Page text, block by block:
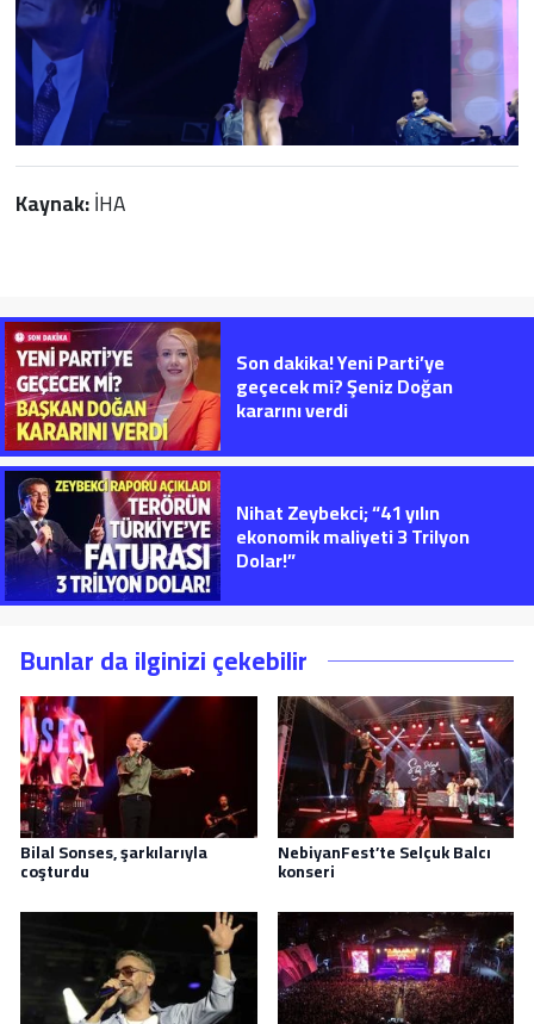
Kaynak:İHA
Son dakika! Yeni Parti’ye
geçecek mi? Şeniz Doğan
kararını verdi
Nihat Zeybekci; “41 yılın
ekonomik maliyeti 3 Trilyon
Dolar!”
Bunlar da ilginizi çekebilir
Bilal Sonses, şarkılarıyla
coşturdu
NebiyanFest’te Selçuk Balcı
konseri